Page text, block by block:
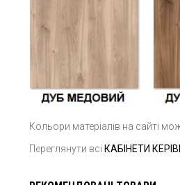
Кольори матеріалів на сайті
Переглянути всі КАБІНЕТИ